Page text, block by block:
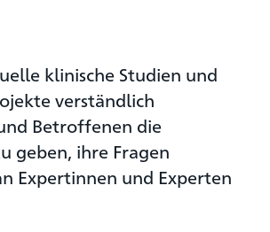
klinische Studien und
verständlich
Betroffenen die
geben, ihre Fragen
Expertinnen und Experten